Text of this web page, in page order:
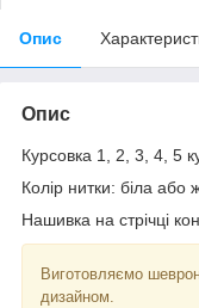
Опис
Опис
Курсовка 1, 2, 3, 4, 5
Колір нитки: біла або
Нашивка на стрічці
Виготовляємо
дизайном.